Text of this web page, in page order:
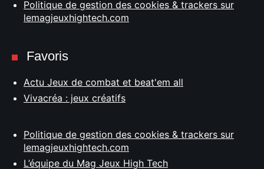
Politique de gestion des cookies & trackers sur
lemagjeuxhightech.com
Favoris
Actu Jeux de combat et beat'em all
Vivacréa : jeux créatifs
Politique de gestion des cookies & trackers sur
lemagjeuxhightech.com
L’équipe du Mag Jeux High Tech